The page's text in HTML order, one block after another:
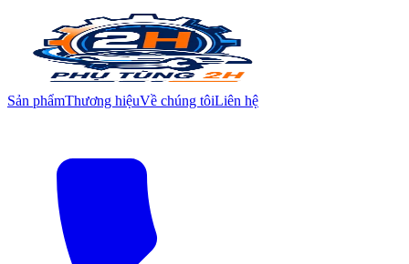
Sản phẩmThương hiệuVề chúng tôiLiên hệ